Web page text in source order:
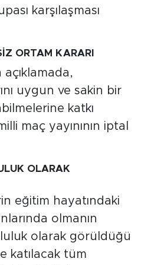
karşılaşması
ORTAM KARARI
uygun ve sakin bir
katkı
maç yayınının iptal
OLARAK
eğitim hayatındaki
olmanın
olarak görüldüğü
katılacak tüm